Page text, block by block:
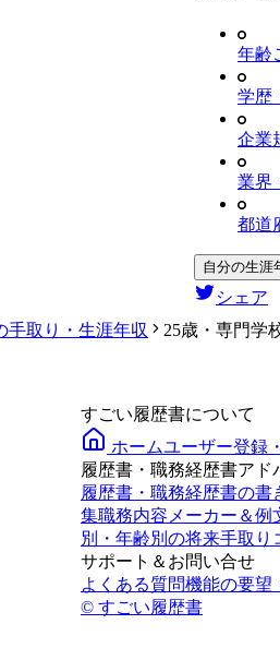
年齢
学歴
企業
業界
都道
自分の生涯
シェア
手取り・生涯年収
25歳・専門学
すごい履歴書について
ホームユーザー登録
履歴書・職務経歴書アド
履歴書・職務経歴書の書
集職務内容メーカー＆例
別・年齢別の将来手取り
サポート＆お問い合せ
よくある質問機能の要望
© すごい履歴書